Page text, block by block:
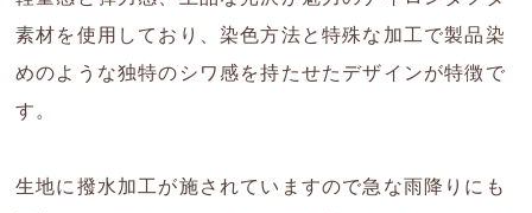
素材を使用しており、染色方法と特殊な加工で製品染
めのような独特のシワ感を持たせたデザインが特徴で
す。
生地に撥水加工が施されていますので急な雨降りにも